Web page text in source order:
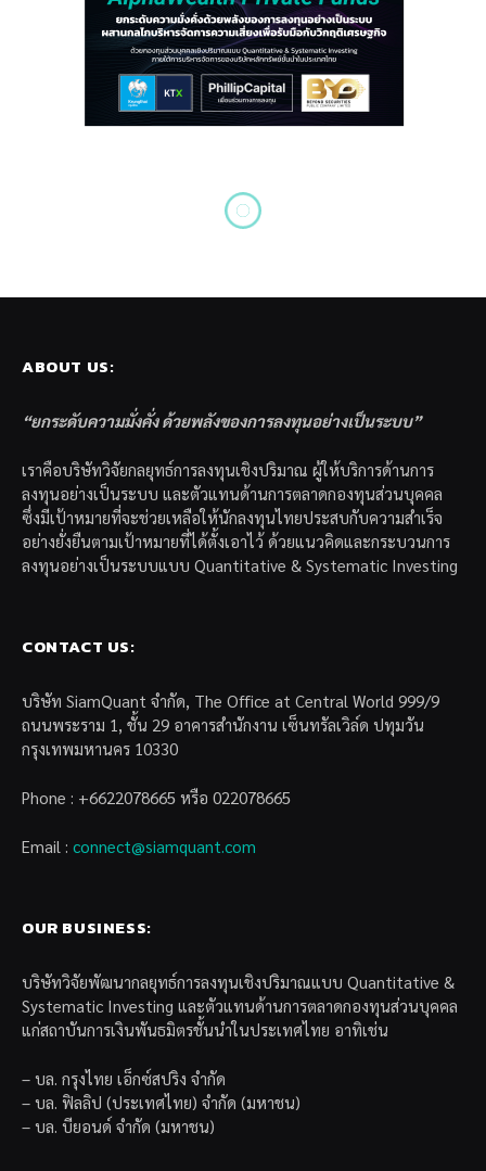
ระบบการลงทุนหุ้นคุณค่าของสุด
2020
No Comments 2 Mins Read
8.8k Facebook
ผลตอบแทนทบต้นโดยเฉลี่ยที่สูงถึง 15.6% ต่อปี ตลอดระยะเวลา
เงินและนิตยสาร Value Line ซึ่งคอยช่วย Screen หุ้นให้เขา
เท่านั้น โดยที่ไม่จำเป็นต้องคอยคาดการเศรษฐกิจ, การเติบโตของ
กิจการ ไม่ต้องเข้าประชุมผู้ถือหุ้น หรือแม้แต่เข้ากลุ่มสังคมนัก
ลงทุนเพื่อคอยแลกเปลี่ยนข้อมูลหุ้นกับใครเลยด้วยซ้ำ!
ในบทความนี้ เราจึงได้นำเอาหลักการลงทุนของเขามาสร้างเป็น